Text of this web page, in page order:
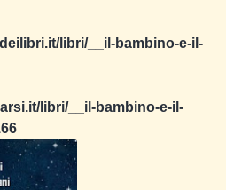
libri/__il-bambino-e-il-
libri/__il-bambino-e-il-